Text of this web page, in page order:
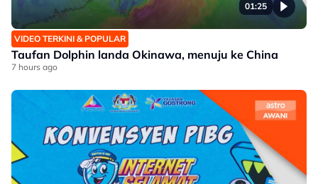
01:25
VIDEO TERKINI & POPULAR
Taufan Dolphin landa Okinawa, menuju ke China
7 hours ago